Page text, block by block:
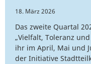
18. März 2026
Das zweite Quartal
„Vielfalt, Toleranz
ihr im April, Mai und
der Initiative